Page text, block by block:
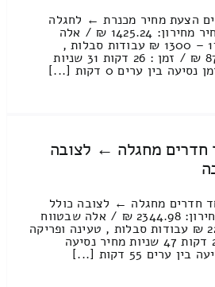
הצעת מחיר מכנרת ← לחגלה
כולל פירוק והרכבה מחיר מחירון: 1425.24 ₪ / אלה
שבטווח המחירים 1700 – 1300 ₪ עבודות סבלות ,
טעינה ופריקה : 872.04 ₪ / זמן : 26 דקות 31 שניות
חדרים מחגלה ← לצובה
חדרים מחגלה ← לצובה כולל
פירוק והרכבה מחיר מחירון: 2344.98 ₪ / אלה שבטווח
המחירים 2900 – 2200 ₪ עבודות סבלות , טעינה ופריקה
: 1151.12 ₪ / זמן : 27 דקות 47 שניות מחיר נסיעה